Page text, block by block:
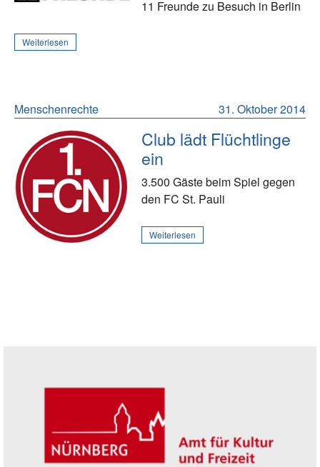
11 Freunde zu Besuch in Berlin
Weiterlesen
31. Oktober 2014
Menschenrechte
Club lädt Flüchtlinge
ein
3.500 Gäste beim Spiel gegen
den FC St. Pauli
Weiterlesen